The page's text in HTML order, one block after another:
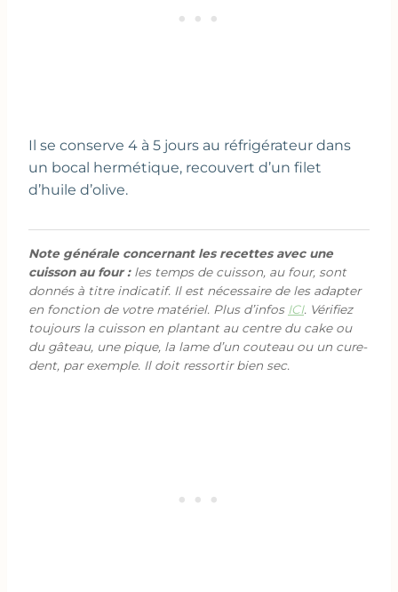
Il se conserve 4 à 5 jours au réfrigérateur dans
un bocal hermétique, recouvert d’un filet
d’huile d’olive.
Note générale concernant les recettes avec une
cuisson au four :les temps de cuisson, au four, sont
donnés à titre indicatif. Il est nécessaire de les adapter
en fonction de votre matériel. Plus d’infos ICI. Vérifiez
toujours la cuisson en plantant au centre du cake ou
du gâteau, une pique, la lame d’un couteau ou un cure-
dent, par exemple. Il doit ressortir bien sec.